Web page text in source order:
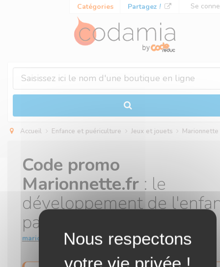
Catégories Partagez ! Se
Accueil Enfance et puériculture Jeux et jouets Marionnette
Code promo
Marionnette.fr : le
développement de
par le divertissement
marionnette.fr
Panneau de gestion des cookies